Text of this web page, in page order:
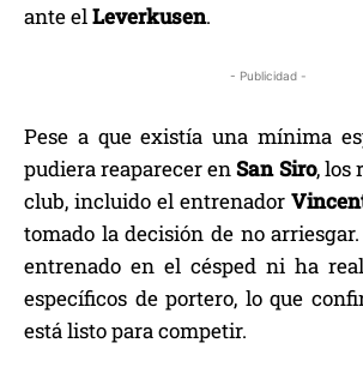
ante elLeverkusen.
- Publicidad -
Pese a que existía una mínima
pudiera reaparecer enSan Siro, los
club, incluido el entrenador
tomado la decisión de no arriesgar.
entrenado en el césped ni ha
específicos de portero, lo que
está listo para competir.